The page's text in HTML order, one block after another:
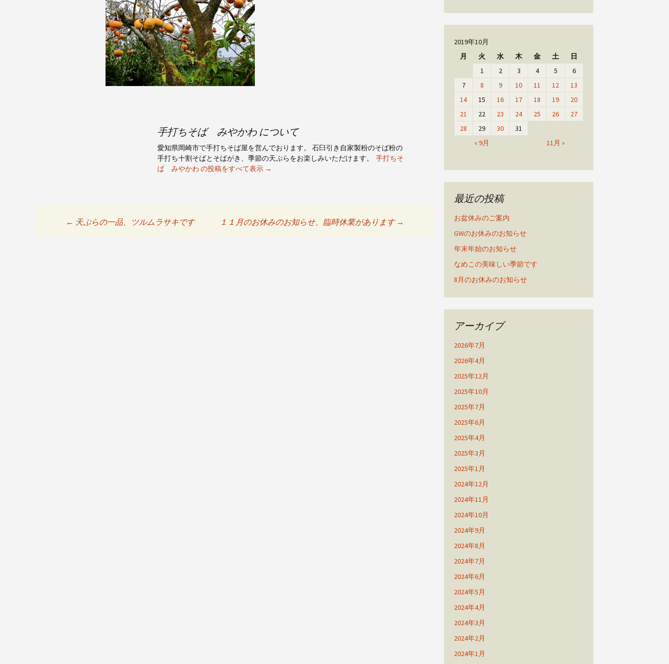
手打ちそば みやかわ について
愛知県岡崎市で手打ちそば屋を営んでおります。 石臼引き自家製粉のそば粉の
手打ち十割そばとそばがき、季節の天ぷらをお楽しみいただけます。
手打ちそ
ば みやかわ の投稿をすべて表示 →
← 天ぷらの一品、ツルムラサキです １１月のお休みのお知らせ、臨時休業があります →
2019年10月
月
火 水 木 金 土 日
« 9月 11月 »
1 2 3 4 5
6
7
8 9 10 11 12
13
14
15 16 17 18 19
20
21
22 23 24 25 26
27
28
29 30 31
最近の投稿
お盆休みのご案内
GWのお休みのお知らせ
年末年始のお知らせ
なめこの美味しい季節です
8月のお休みのお知らせ
アーカイブ
2026年7月
2026年4月
2025年12月
2025年10月
2025年7月
2025年6月
2025年4月
2025年3月
2025年1月
2024年12月
2024年11月
2024年10月
2024年9月
2024年8月
2024年7月
2024年6月
2024年5月
2024年4月
2024年3月
2024年2月
2024年1月